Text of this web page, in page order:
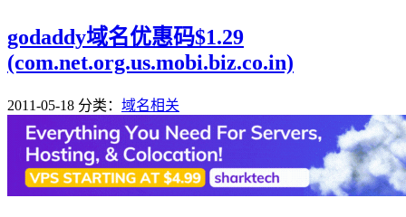
godaddy域名优惠码$1.29
(com.net.org.us.mobi.biz.co.in)
2011-05-18 分类： 域名相关